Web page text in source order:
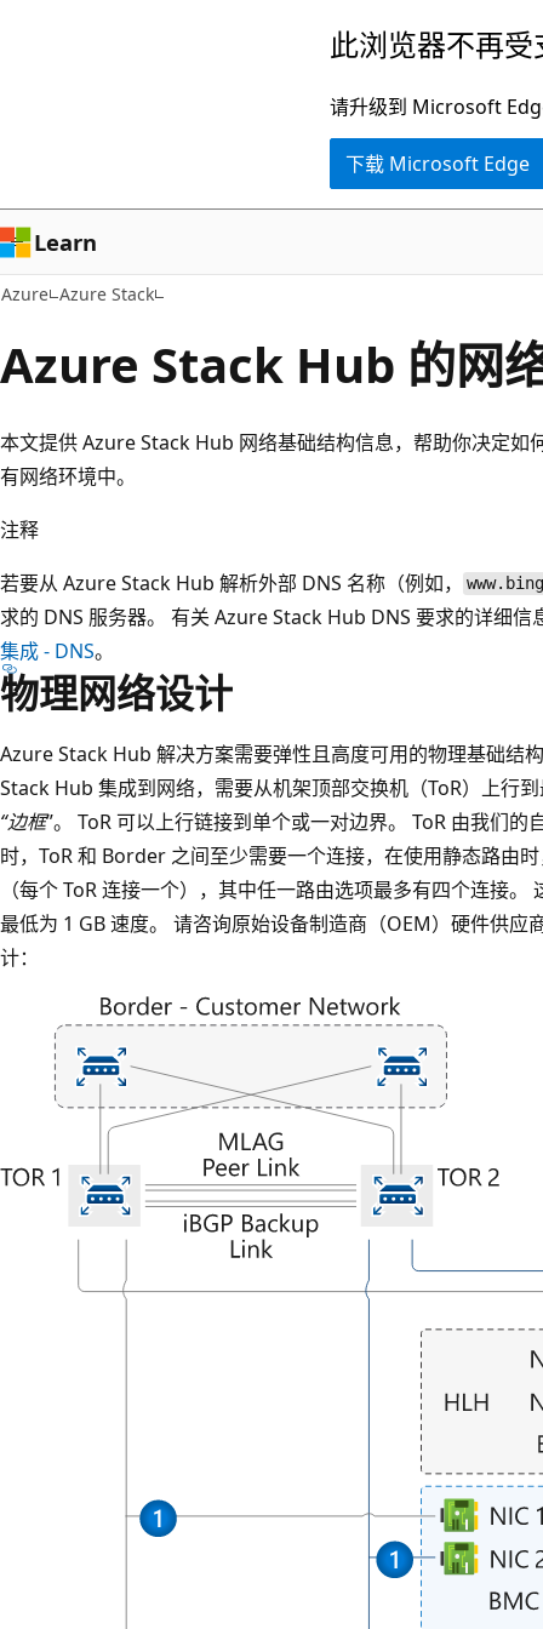
容
此浏览器不再
请升级到 Microsoft
下载 Microsoft Edge
Learn
Azure Azure Stack
Azure Stack Hub 的网
本文提供 Azure Stack Hub 网络基础结构信息，帮助你决定
有网络环境中。
注释
若要从 Azure Stack Hub 解析外部 DNS 名称（例如，
求的 DNS 服务器。 有关 Azure Stack Hub DNS 要求的详细信
集成 - DNS。
物理网络设计
Azure Stack Hub 解决方案需要弹性且高度可用的物理基础结
Stack Hub 集成到网络，需要从机架顶部交换机（ToR）上行
“边框”。 ToR 可以上行链接到单个或一对边界。 ToR 由我们的
时，ToR 和 Border 之间至少需要一个连接，在使用静态路由
（每个 ToR 连接一个），其中任一路由选项最多有四个连接。
最低为 1 GB 速度。 请咨询原始设备制造商（OEM）硬件供应
计：